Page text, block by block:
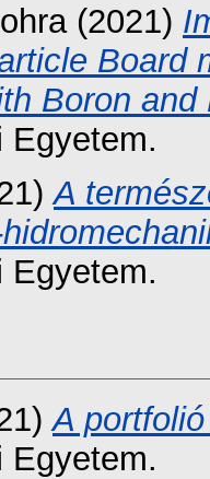
(2021)
Board
Boron
Egyetem.
A
Egyetem.
A
Egyetem.